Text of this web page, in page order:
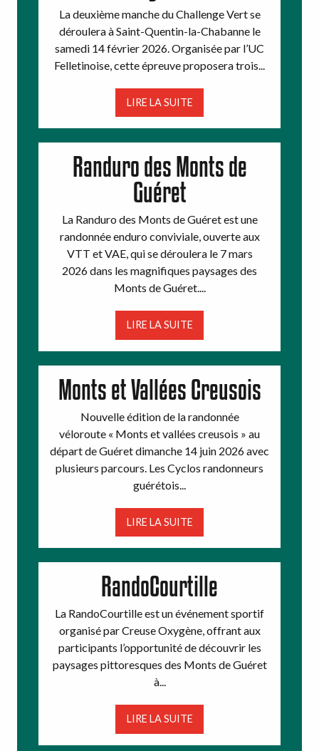
La deuxième manche du Challenge Vert se
déroulera à Saint-Quentin-la-Chabanne le
samedi 14 février 2026. Organisée par l’UC
Felletinoise, cette épreuve proposera trois...
LIRE LA SUITE
Randuro des Monts de
Guéret
La Randuro des Monts de Guéret est une
randonnée enduro conviviale, ouverte aux
VTT et VAE, qui se déroulera le 7 mars
2026 dans les magnifiques paysages des
Monts de Guéret....
LIRE LA SUITE
Monts et Vallées Creusois
Nouvelle édition de la randonnée
véloroute « Monts et vallées creusois » au
départ de Guéret dimanche 14 juin 2026 avec
plusieurs parcours. Les Cyclos randonneurs
guérétois...
LIRE LA SUITE
RandoCourtille
La RandoCourtille est un événement sportif
organisé par Creuse Oxygène, offrant aux
participants l’opportunité de découvrir les
paysages pittoresques des Monts de Guéret
à...
LIRE LA SUITE